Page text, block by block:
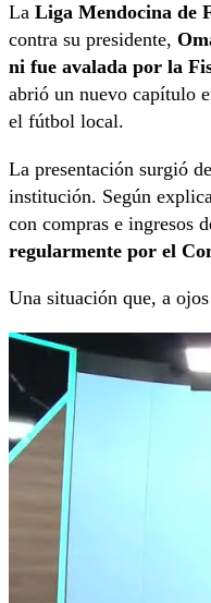
La Liga Mendocina de
contra su presidente,
ni fue avalada por la
abrió un nuevo capítulo
el fútbol local.
La presentación surgió
institución. Según
con compras e ingresos
regularmente por el
Una situación que, a